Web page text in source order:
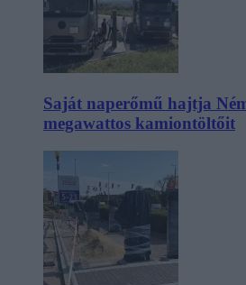
Saját naperőmű hajtja
megawattos kamiontöltőit